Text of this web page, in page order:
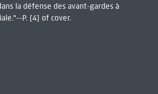
la défense des avant-gardes à
P. [4] of cover.